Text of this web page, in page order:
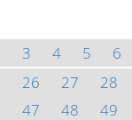
3 4 5 6
26 27 28
47 48 49